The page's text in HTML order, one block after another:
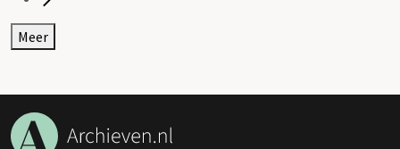
Meer